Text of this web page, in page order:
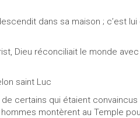
dans sa maison ; c’est
Dieu réconciliait le monde
saint Luc
de certains qui étaient
montèrent au Temple